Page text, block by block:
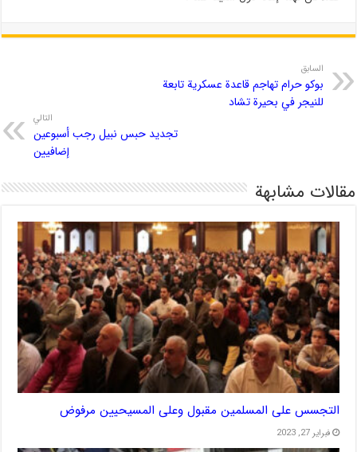
السابق
بوكو حرام تهاجم قاعدة عسكرية تابعة
للنيجر في بحيرة تشاد
التالي
تجديد حبس نبيل رجب أسبوعين
إضافيين
مقالات مشابهة
التجسس على المسلمين مقبول وعلى المسيحيين مرفوض
فبراير 27, 2023